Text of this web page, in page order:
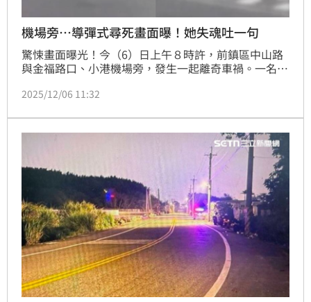
機場旁…導彈式尋死畫面曝！她失魂吐一句
驚悚畫面曝光！今（6）日上午８時許，前鎮區中山路
與金福路口、小港機場旁，發生一起離奇車禍。一名40
中，撞飛一台小貨車，再波及一輛小客車，郭女車體萎
經沒有印象為何會闖紅燈。
2025/12/06 11:32